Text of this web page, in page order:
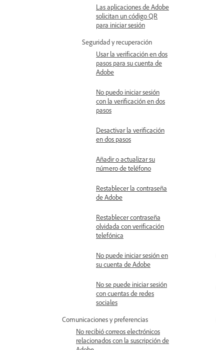
Las aplicaciones de Adobe
solicitan un código QR
para iniciar sesión
Seguridad y recuperación
Usar la verificación en dos
pasos para su cuenta de
Adobe
No puedo iniciar sesión
con la verificación en dos
pasos
Desactivar la verificación
en dos pasos
Añadir o actualizar su
número de teléfono
Restablecer la contraseña
de Adobe
Restablecer contraseña
olvidada con verificación
telefónica
No puede iniciar sesión en
su cuenta de Adobe
No se puede iniciar sesión
con cuentas de redes
sociales
Comunicaciones y preferencias
No recibió correos electrónicos
relacionados con la suscripción de